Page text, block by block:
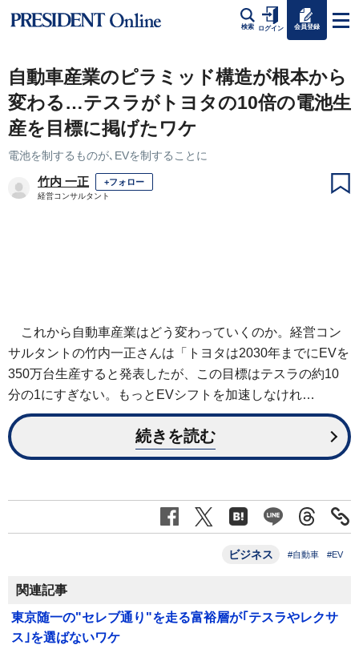
検索 ログイン 会員登録
自動車産業のピラミッド構造が根本から
変わる…テスラがトヨタの10倍の電池生
産を目標に掲げたワケ
電池を制するものが､EVを制することに
竹内 一正 +フォロー
経営コンサルタント
これから自動車産業はどう変わっていくのか。経営コン
サルタントの竹内一正さんは「トヨタは2030年までにEVを
350万台生産すると発表したが、この目標はテスラの約10
分の1にすぎない。もっとEVシフトを加速しなけれ…
続きを読む
ビジネス #自動車 #EV
関連記事
東京随一の"セレブ通り"を走る富裕層が｢テスラやレクサ
ス｣を選ばないワケ